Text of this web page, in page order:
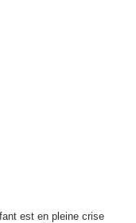
est en pleine crise